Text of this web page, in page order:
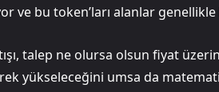
ve bu token’ları alanlar genellikle
talep ne olursa olsun fiyat
yükseleceğini umsa da